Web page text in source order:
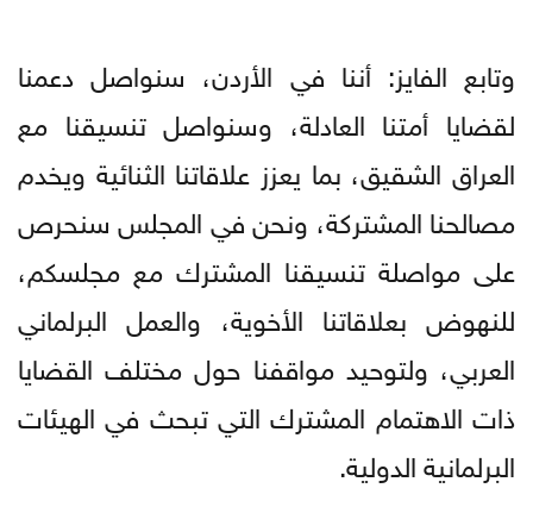
وتابع الفايز: أننا في الأردن، سنواصل دعمنا
لقضايا أمتنا العادلة، وسنواصل تنسيقنا مع
العراق الشقيق، بما يعزز علاقاتنا الثنائية ويخدم
مصالحنا المشتركة، ونحن في المجلس سنحرص
على مواصلة تنسيقنا المشترك مع مجلسكم،
للنهوض بعلاقاتنا الأخوية، والعمل البرلماني
العربي، ولتوحيد مواقفنا حول مختلف القضايا
ذات الاهتمام المشترك التي تبحث في الهيئات
البرلمانية الدولية.